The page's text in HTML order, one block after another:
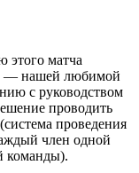
этого матча
— нашей любимой
с руководством
проводить
проведения
член одной
команды).